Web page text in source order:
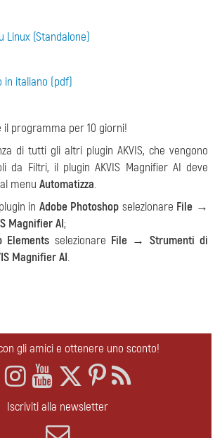
Linux (Standalone)
in italiano (pdf)
programma per 10 giorni!
di tutti gli altri plugin AKVIS, che vengono
da Filtri, il plugin AKVIS Magnifier AI deve
menu Automatizza.
in Adobe Photoshop selezionare File →
Magnifier AI;
Elements selezionare File → Strumenti di
Magnifier AI.
gli amici e ottenere uno sconto!
Iscriviti alla newsletter